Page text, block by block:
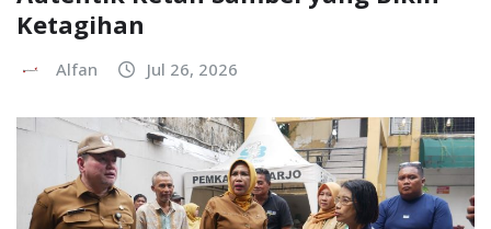
Ketagihan
Alfan Jul 26, 2026